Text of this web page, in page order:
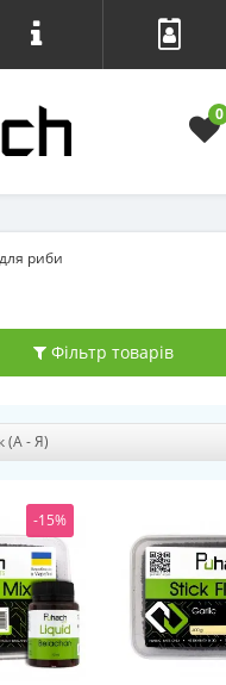
0
риби
Фільтр товарів
-15%